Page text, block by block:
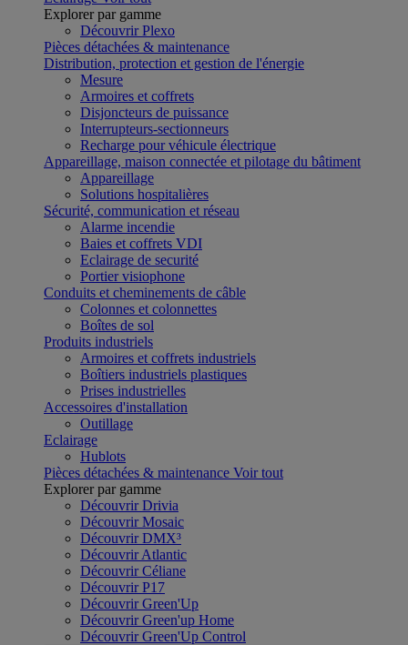
Explorer par gamme
Découvrir Plexo
Pièces détachées & maintenance
Distribution, protection et gestion de l'énergie
Mesure
Armoires et coffrets
Disjoncteurs de puissance
Interrupteurs-sectionneurs
Recharge pour véhicule électrique
Appareillage, maison connectée et pilotage du bâtiment
Appareillage
Solutions hospitalières
Sécurité, communication et réseau
Alarme incendie
Baies et coffrets VDI
Eclairage de securité
Portier visiophone
Conduits et cheminements de câble
Colonnes et colonnettes
Boîtes de sol
Produits industriels
Armoires et coffrets industriels
Boîtiers industriels plastiques
Prises industrielles
Accessoires d'installation
Outillage
Eclairage
Hublots
Pièces détachées & maintenance Voir tout
Explorer par gamme
Découvrir Drivia
Découvrir Mosaic
Découvrir DMX³
Découvrir Atlantic
Découvrir Céliane
Découvrir P17
Découvrir Green'Up
Découvrir Green'up Home
Découvrir Green'Up Control